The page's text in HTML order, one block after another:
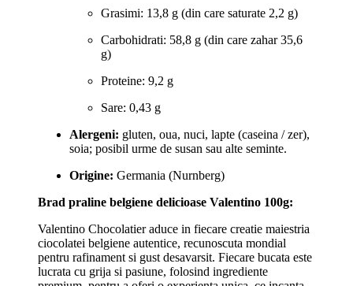
Grasimi: 13,8 g (din care saturate 2,2 g)
Carbohidrati: 58,8 g (din care zahar 35,6
g)
Proteine: 9,2 g
Sare: 0,43 g
Alergeni: gluten, oua, nuci, lapte (caseina / zer),
soia; posibil urme de susan sau alte seminte.
Origine: Germania (Nurnberg)
Brad praline belgiene delicioase Valentino 100g:
Valentino Chocolatier aduce in fiecare creatie maiestria
ciocolatei belgiene autentice, recunoscuta mondial
pentru rafinament si gust desavarsit. Fiecare bucata este
lucrata cu grija si pasiune, folosind ingrediente